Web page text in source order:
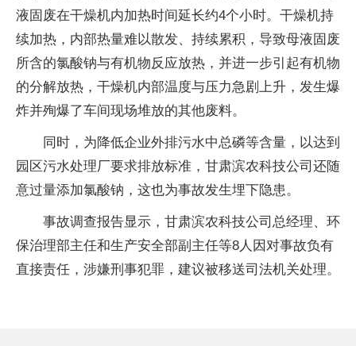
液固废在干燥机内加热时间延长约4个小时。干燥机持
续加热，内部热量难以散发、持续累积，导致母液固废
所含的氯酸钠与有机物反应放热，并进一步引起有机物
的分解放热，干燥机内部温度与压力急剧上升，发生爆
炸并殉爆了车间现场堆放的其他废料。
同时，为降低企业外排污水中总磷等含量，以达到
园区污水处理厂要求排放标准，甘肃滨农科技公司还随
意过量添加氯酸钠，这也为事故发生埋下隐患。
事故调查报告显示，甘肃滨农科技公司总经理、环
保治理部主任和生产安全部副主任等8人因对事故负有
直接责任，涉嫌刑事犯罪，建议被移送司法机关处理。